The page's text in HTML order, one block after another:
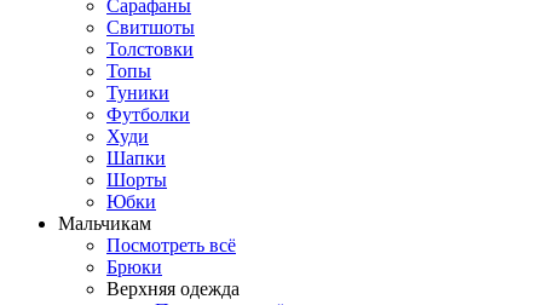
Сарафаны
Свитшоты
Толстовки
Топы
Туники
Футболки
Худи
Шапки
Шорты
Юбки
Мальчикам
Посмотреть всё
Брюки
Верхняя одежда